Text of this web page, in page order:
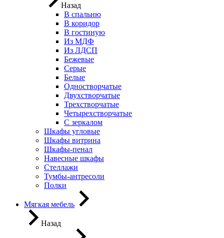
Назад
В спальню
В коридор
В гостиную
Из МДФ
Из ЛДСП
Бежевые
Серые
Белые
Одностворчатые
Двухстворчатые
Трехстворчатые
Четырехстворчатые
С зеркалом
Шкафы угловые
Шкафы витрина
Шкафы-пенал
Навесные шкафы
Стеллажи
Тумбы-антресоли
Полки
Мягкая мебель
Назад